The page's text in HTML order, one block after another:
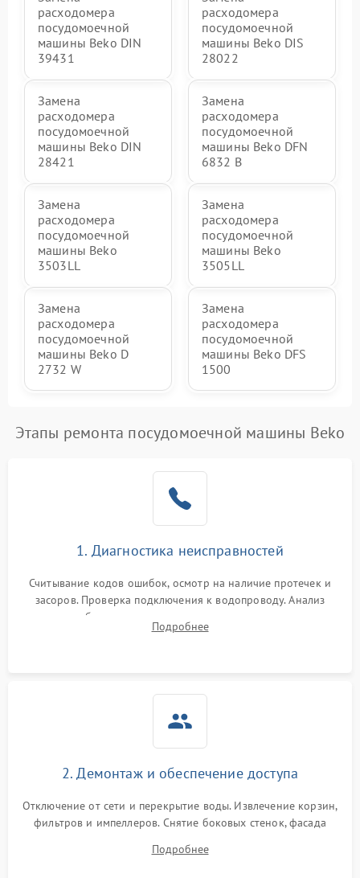
расходомера
посудомоечной
машины Beko DIN
39431
расходомера
посудомоечной
машины Beko DIS
28022
Замена
расходомера
посудомоечной
машины Beko DIN
28421
Замена
расходомера
посудомоечной
машины Beko DFN
6832 B
Замена
расходомера
посудомоечной
машины Beko
3503LL
Замена
расходомера
посудомоечной
машины Beko
3505LL
Замена
расходомера
посудомоечной
машины Beko D
2732 W
Замена
расходомера
посудомоечной
машины Beko DFS
1500
Этапы ремонта посудомоечной машины Beko
1. Диагностика неисправностей
Считывание кодов ошибок, осмотр на наличие протечек и
засоров. Проверка подключения к водопроводу. Анализ
жалоб на отсутствие слива, нагрева, вращения
разбрызгивателей или срабатывание системы защиты
Подробнее
2. Демонтаж и обеспечение доступа
Отключение от сети и перекрытие воды. Извлечение корзин,
фильтров и импеллеров. Снятие боковых стенок, фасада
циркуляционному насосу, ТЭНу и сливной помпе.
Подробнее